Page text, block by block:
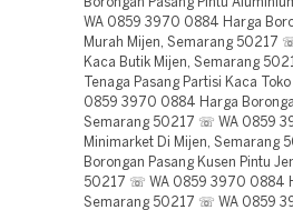
Borongan Pasang Pintu
WA 0859 3970 0884 Harga
Murah Mijen, Semarang 50217
Kaca Butik Mijen, Semarang
Tenaga Pasang Partisi Kaca
0859 3970 0884 Harga
Semarang 50217 ☏ WA 0859
Minimarket Di Mijen,
Borongan Pasang Kusen Pintu
50217 ☏ WA 0859 3970 0884
Semarang 50217 ☏ WA 0859